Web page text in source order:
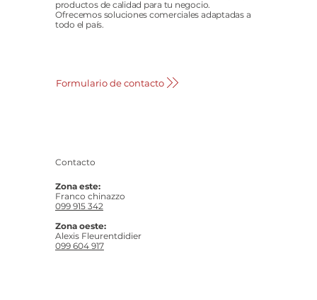
productos de calidad para tu negocio.
Ofrecemos soluciones comerciales adaptadas a
todo el país.
Formulario de contacto
Contacto
Zona este:
Franco chinazzo
099 915 342
Zona oeste:
Alexis Fleurentdidier
099 604 917